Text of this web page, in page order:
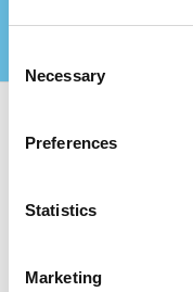
Selection
Necessary
Preferences
Statistics
Marketing